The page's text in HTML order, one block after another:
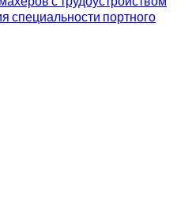
специальности портного